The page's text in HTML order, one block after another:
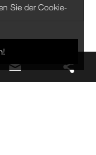
Sie der Cookie-